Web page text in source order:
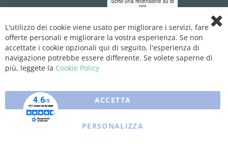
L'utilizzo dei cookie viene usato per migliorare i servizi, fare
offerte personali e migliorare la vostra esperienza. Se non
accettate i cookie opzionali qui di seguito, l'esperienza di
navigazione potrebbe essere differente. Se volete saperne di
più, leggete la Cookie Policy
ACCETTA
PERSONALIZZA